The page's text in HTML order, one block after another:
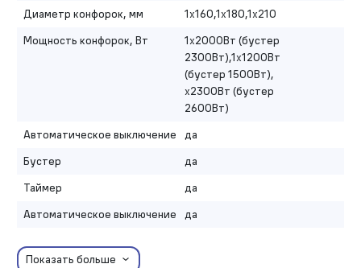
Диаметр конфорок, мм
1х160,1х180,1х210
Мощность конфорок, Вт
1х2000Вт (бустер
2300Вт),1х1200Вт
(бустер 1500Вт),
х2300Вт (бустер
2600Вт)
Автоматическое выключение
да
Бустер
да
Таймер
да
Автоматическое выключение
да
Показать больше